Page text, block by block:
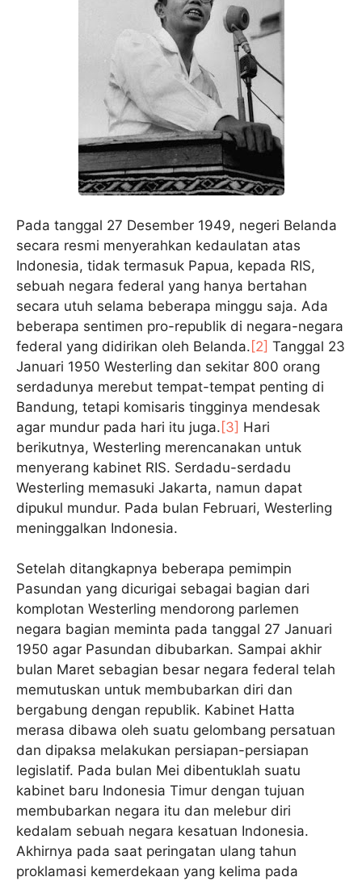
Pada tanggal 27 Desember 1949, negeri Belanda
secara resmi menyerahkan kedaulatan atas
Indonesia, tidak termasuk Papua, kepada RIS,
sebuah negara federal yang hanya bertahan
secara utuh selama beberapa minggu saja. Ada
beberapa sentimen pro-republik di negara-negara
federal yang didirikan oleh Belanda. [2] Tanggal 23
Januari 1950 Westerling dan sekitar 800 orang
serdadunya merebut tempat-tempat penting di
Bandung, tetapi komisaris tingginya mendesak
agar mundur pada hari itu juga. [3] Hari
berikutnya, Westerling merencanakan untuk
menyerang kabinet RIS. Serdadu-serdadu
Westerling memasuki Jakarta, namun dapat
dipukul mundur. Pada bulan Februari, Westerling
meninggalkan Indonesia.
Setelah ditangkapnya beberapa pemimpin
Pasundan yang dicurigai sebagai bagian dari
komplotan Westerling mendorong parlemen
negara bagian meminta pada tanggal 27 Januari
1950 agar Pasundan dibubarkan. Sampai akhir
bulan Maret sebagian besar negara federal telah
memutuskan untuk membubarkan diri dan
bergabung dengan republik. Kabinet Hatta
merasa dibawa oleh suatu gelombang persatuan
dan dipaksa melakukan persiapan-persiapan
legislatif. Pada bulan Mei dibentuklah suatu
kabinet baru Indonesia Timur dengan tujuan
membubarkan negara itu dan melebur diri
kedalam sebuah negara kesatuan Indonesia.
Akhirnya pada saat peringatan ulang tahun
proklamasi kemerdekaan yang kelima pada